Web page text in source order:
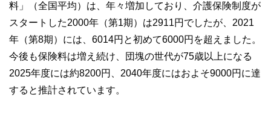
料」（全国平均）は、年々増加しており、介護保険制度が
スタートした2000年（第1期）は2911円でしたが、2021
年（第8期）には、6014円と初めて6000円を超えました。
今後も保険料は増え続け、団塊の世代が75歳以上になる
2025年度には約8200円、2040年度にはおよそ9000円に達
すると推計されています。